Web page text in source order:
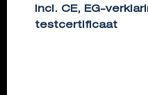
Incl. CE, EG-
testcertificaat